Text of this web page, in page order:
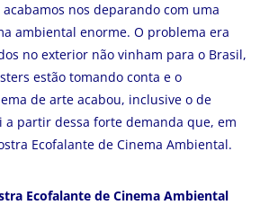
acabamos nos deparando com uma
ambiental enorme. O problema era
no exterior não vinham para o Brasil,
estão tomando conta e o
de arte acabou, inclusive o de
a partir dessa forte demanda que, em
Ecofalante de Cinema Ambiental.
Ecofalante de Cinema Ambiental